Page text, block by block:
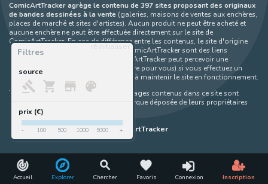
Accueil Explorer Chercher Favoris Connexion Inscription
Filtres
réinitialiser
source
prix (€)
- 100 500 1000 5000 +
ComicArtTracker agrège le contenu de 397 sites proposant des originaux
de bandes dessinées à la vente (galeries, maisons de ventes aux enchères,
places de marché et sites d'artistes). Aucun produit ne peut être acheté et
aucune enchère ne peut être effectuée directement sur le site de
ComicArtTracker. En cas de différence entre les contenus, le site d'origine
prévaut toujours. Certains liens sur ComicArtTracker sont des liens
d’affiliation, ce qui signifie que ComicArtTracker peut percevoir une
commission (sans coût supplémentaire pour vous) si vous effectuez un
achat via ces liens — ce qui nous aide à maintenir le site en fonctionnement.
Toutes les images et tous les personnages contenus dans ce site sont
protégés par le droit d'auteur et la marque déposée de leurs propriétaires
respectifs.
©ComicArtTracker